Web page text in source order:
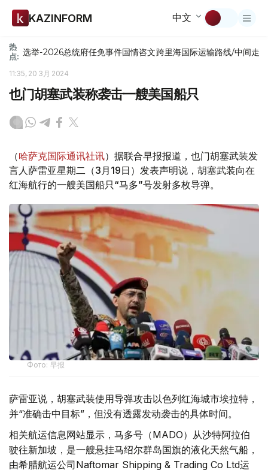
KAZINFORM 中文
热
点: 选举-2026总统府任免事件国情咨文跨里海国际运输路线/中间走廊
11:35, 20 3月 2024
也门胡塞武装称袭击一艘美国船只
（哈萨克国际通讯社讯）据联合早报报道，也门胡塞武装发
言人萨雷亚星期二（3月19日）发表声明说，胡塞武装向在
红海航行的一艘美国船只“马多”号发射多枚导弹。
Фото: 早报
萨雷亚说，胡塞武装使用导弹攻击以色列红海城市埃拉特，
并“准确击中目标”，但没有透露发动袭击的具体时间。
相关航运信息网站显示，马多号（MADO）从沙特阿拉伯
驶往新加坡，是一艘悬挂马绍尔群岛国旗的液化天然气船，
由希腊航运公司Naftomar Shipping & Trading Co Ltd运